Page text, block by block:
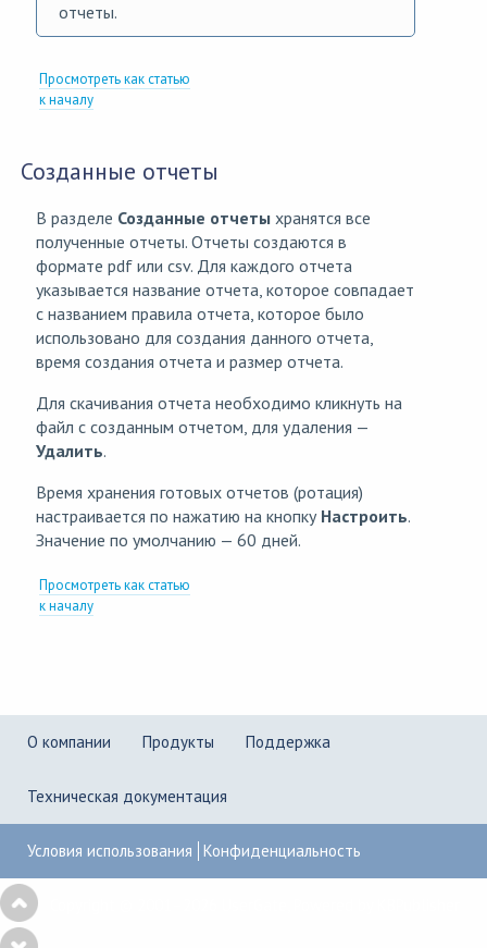
отчеты.
Просмотреть как статью
к началу
Созданные отчеты
В разделе Созданные отчеты хранятся все
полученные отчеты. Отчеты создаются в
формате pdf или csv. Для каждого отчета
указывается название отчета, которое совпадает
с названием правила отчета, которое было
использовано для создания данного отчета,
время создания отчета и размер отчета.
Для скачивания отчета необходимо кликнуть на
файл с созданным отчетом, для удаления —
Удалить.
Время хранения готовых отчетов (ротация)
настраивается по нажатию на кнопку Настроить.
Значение по умолчанию — 60 дней.
Просмотреть как статью
к началу
О компании Продукты Поддержка
Техническая документация
Условия использования Конфиденциальность